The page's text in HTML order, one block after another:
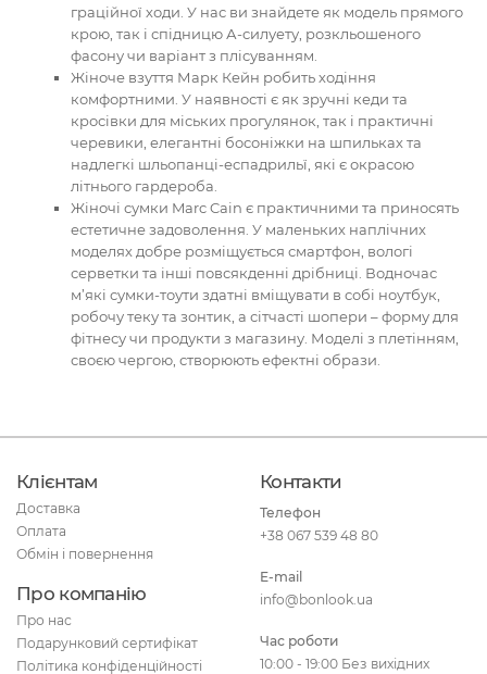
граційної ходи. У нас ви знайдете як модель прямого
крою, так і спідницю А-силуету, розкльошеного
фасону чи варіант з плісуванням.
Жіноче взуття Марк Кейн робить ходіння
комфортними. У наявності є як зручні кеди та
кросівки для міських прогулянок, так і практичні
черевики, елегантні босоніжки на шпильках та
надлегкі шльопанці-еспадрильї, які є окрасою
літнього гардероба.
Жіночі сумки Marc Cain є практичними та приносять
естетичне задоволення. У маленьких наплічних
моделях добре розміщується смартфон, вологі
серветки та інші повсякденні дрібниці. Водночас
м’які сумки-тоути здатні вміщувати в собі ноутбук,
робочу теку та зонтик, а сітчасті шопери – форму для
фітнесу чи продукти з магазину. Моделі з плетінням,
своєю чергою, створюють ефектні образи.
Клієнтам
Доставка
Оплата
Обмін і повернення
Про компанію
Про нас
Подарунковий сертифікат
Політика конфіденційності
Контакти
Телефон
+38 067 539 48 80
E-mail
info@bonlook.ua
Час роботи
10:00 - 19:00 Без вихідних